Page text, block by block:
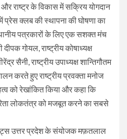
राष्ट्र के विकास में सक्रिय योगदान
प्रेस क्लब की स्थापना की घोषणा का
पत्रकारों के लिए एक सशक्त मंच
गोयल, राष्ट्रीय कोषाध्यक्ष
सैनी, राष्ट्रीय उपाध्यक्ष शान्तिगौतम
करते हुए राष्ट्रीय प्रवक्ता मनोज
को रेखांकित किया और कहा कि
लोकतंत्र को मजबूत करने का सबसे
उत्तर प्रदेश के संयोजक मफ़तलाल